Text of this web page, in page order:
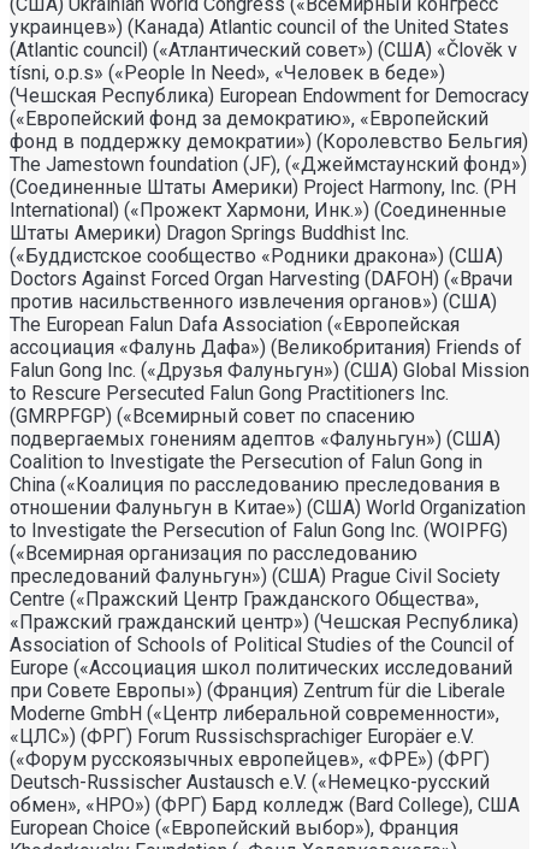
украинцев») (Канада) Atlantic council of the United States
(Atlantic council) («Атлантический совет») (США) «Člověk v
tísni, o.p.s» («People In Need», «Человек в беде»)
(Чешская Республика) European Endowment for Democracy
(«Европейский фонд за демократию», «Европейский
фонд в поддержку демократии») (Королевство Бельгия)
The Jamestown foundation (JF), («Джеймстаунский фонд»)
(Соединенные Штаты Америки) Project Harmony, Inc. (PH
International) («Прожект Хармони, Инк.») (Соединенные
Штаты Америки) Dragon Springs Buddhist Inc.
(«Буддистское сообщество «Родники дракона») (США)
Doctors Against Forced Organ Harvesting (DAFOH) («Врачи
против насильственного извлечения органов») (США)
The European Falun Dafa Association («Европейская
ассоциация «Фалунь Дафа») (Великобритания) Friends of
Falun Gong Inc. («Друзья Фалуньгун») (США) Global Mission
to Rescure Persecuted Falun Gong Practitioners Inc.
(GMRPFGP) («Всемирный совет по спасению
подвергаемых гонениям адептов «Фалуньгун») (США)
Coalition to Investigate the Persecution of Falun Gong in
China («Коалиция по расследованию преследования в
отношении Фалуньгун в Китае») (США) World Organization
to Investigate the Persecution of Falun Gong Inc. (WOIPFG)
(«Всемирная организация по расследованию
преследований Фалуньгун») (США) Prague Civil Society
Centre («Пражский Центр Гражданского Общества»,
«Пражский гражданский центр») (Чешская Республика)
Association of Schools of Political Studies of the Council of
Europe («Ассоциация школ политических исследований
при Совете Европы») (Франция) Zentrum für die Liberale
Moderne GmbH («Центр либеральной современности»,
«ЦЛС») (ФРГ) Forum Russischsprachiger Europäer e.V.
(«Форум русскоязычных европейцев», «ФРЕ») (ФРГ)
Deutsch-Russischer Austausch e.V. («Немецко-русский
обмен», «НРО») (ФРГ) Бард колледж (Bard College), США
European Choice («Европейский выбор»), Франция